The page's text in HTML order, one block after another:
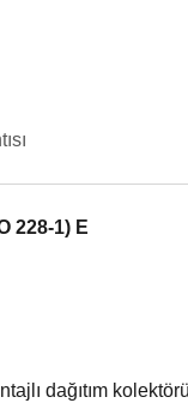
228-1) E
dağıtım